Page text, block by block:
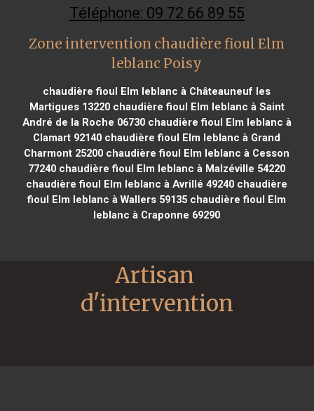
Téléphone: 09 72 66 89 55
Zone intervention chaudière fioul Elm
leblanc Poisy
chaudière fioul Elm leblanc à Châteauneuf les
Martigues 13220chaudière fioul Elm leblanc à Saint
André de la Roche 06730chaudière fioul Elm leblanc à
Clamart 92140 chaudière fioul Elm leblanc à Grand
Charmont 25200 chaudière fioul Elm leblanc à Cesson
77240 chaudière fioul Elm leblanc à Malzéville 54220
chaudière fioul Elm leblanc à Avrillé 49240 chaudière
fioul Elm leblanc à Wallers 59135 chaudière fioul Elm
leblanc à Craponne 69290
Artisan
d'intervention